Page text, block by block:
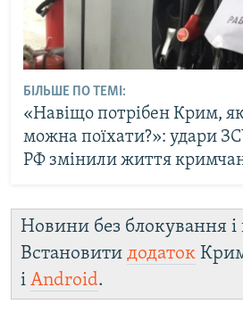
БІЛЬШЕ ПО ТЕМІ:
«Навіщо потрібен Крим,
можна поїхати?»: удари
РФ змінили життя
Новини без блокування і
Встановити додаток
і Android.